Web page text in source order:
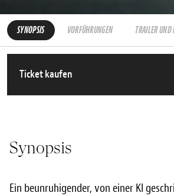
SYNOPSIS VORFÜHRUNGEN TRAILER UND
Ticket kaufen
Synopsis
Ein beunruhigender, von einer KI